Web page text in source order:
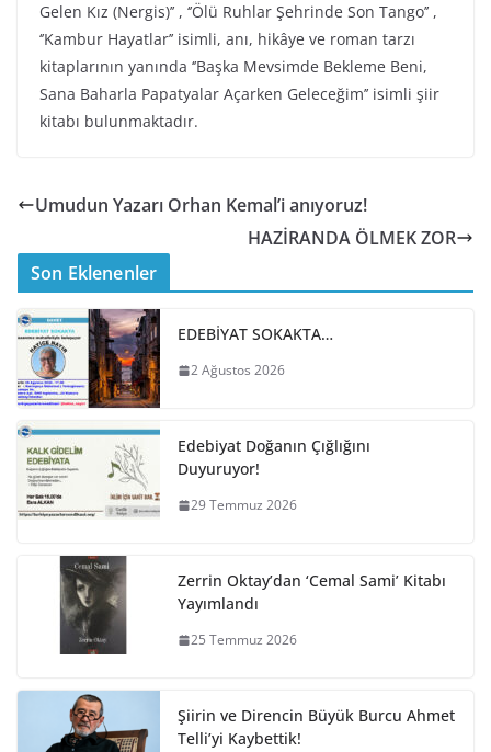
Gelen Kız (Nergis)’’ , ‘’Ölü Ruhlar Şehrinde Son Tango’’ ,
‘’Kambur Hayatlar’’ isimli, anı, hikâye ve roman tarzı
kitaplarının yanında ‘’Başka Mevsimde Bekleme Beni,
Sana Baharla Papatyalar Açarken Geleceğim’’ isimli şiir
kitabı bulunmaktadır.
Umudun Yazarı Orhan Kemal’i anıyoruz!
HAZİRANDA ÖLMEK ZOR
Son Eklenenler
EDEBİYAT SOKAKTA…
2 Ağustos 2026
Edebiyat Doğanın Çığlığını
Duyuruyor!
29 Temmuz 2026
Zerrin Oktay’dan ‘Cemal Sami’ Kitabı
Yayımlandı
25 Temmuz 2026
Şiirin ve Direncin Büyük Burcu Ahmet
Telli’yi Kaybettik!